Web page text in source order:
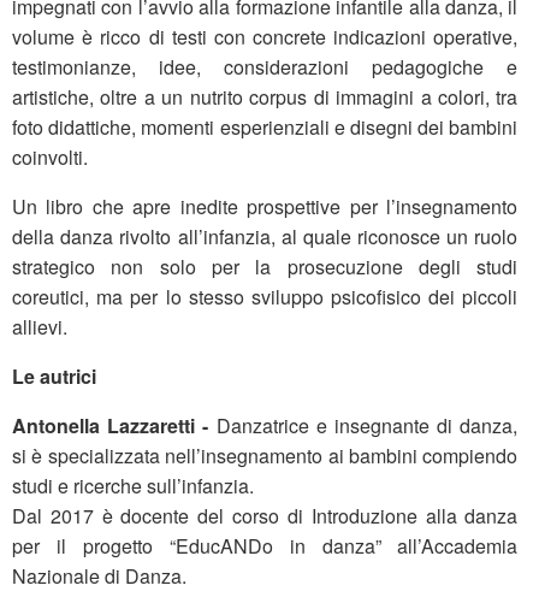
impegnati con l’avvio alla formazione infantile alla danza, il
volume è ricco di testi con concrete indicazioni operative,
testimonianze, idee, considerazioni pedagogiche e
artistiche, oltre a un nutrito corpus di immagini a colori, tra
foto didattiche, momenti esperienziali e disegni dei bambini
coinvolti.
Un libro che apre inedite prospettive per l’insegnamento
della danza rivolto all’infanzia, al quale riconosce un ruolo
strategico non solo per la prosecuzione degli studi
coreutici, ma per lo stesso sviluppo psicofisico dei piccoli
allievi.
Le autrici
Antonella Lazzaretti - Danzatrice e insegnante di danza,
si è specializzata nell’insegnamento ai bambini compiendo
studi e ricerche sull’infanzia.
Dal 2017 è docente del corso di Introduzione alla danza
per il progetto “EducANDo in danza” all’Accademia
Nazionale di Danza.